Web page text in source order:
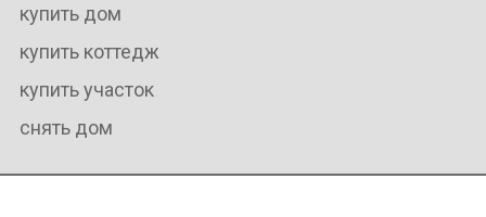
купить дом
купить коттедж
купить участок
снять дом